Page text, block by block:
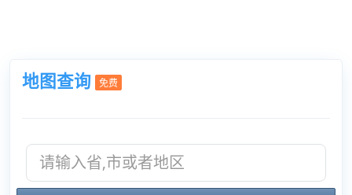
地图查询 免费